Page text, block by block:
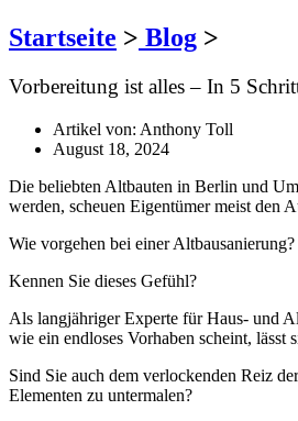
Startseite > Blog >
Vorbereitung ist alles – In 5
Artikel von: Anthony Toll
August 18, 2024
Die beliebten Altbauten in Berlin und
werden, scheuen Eigentümer meist den
Wie vorgehen bei einer
Kennen Sie dieses Gefühl?
Als langjähriger Experte für Haus- und
wie ein endloses Vorhaben scheint,
Sind Sie auch dem verlockenden Reiz
Elementen zu untermalen?